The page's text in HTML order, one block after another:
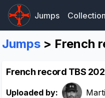
Jumps
Jumps > French
French record TBS
Uploaded by: